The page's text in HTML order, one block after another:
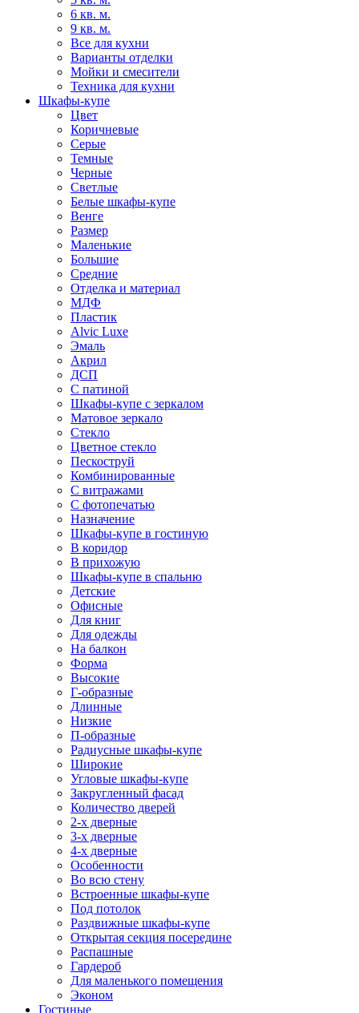
6 кв. м.
9 кв. м.
Все для кухни
Варианты отделки
Мойки и смесители
Техника для кухни
Шкафы-купе
Цвет
Коричневые
Серые
Темные
Черные
Светлые
Белые шкафы-купе
Венге
Размер
Маленькие
Большие
Средние
Отделка и материал
МДФ
Пластик
Alvic Luxe
Эмаль
Акрил
ДСП
С патиной
Шкафы-купе с зеркалом
Матовое зеркало
Стекло
Цветное стекло
Пескоструй
Комбинированные
С витражами
С фотопечатью
Назначение
Шкафы-купе в гостиную
В коридор
В прихожую
Шкафы-купе в спальню
Детские
Офисные
Для книг
Для одежды
На балкон
Форма
Высокие
Г-образные
Длинные
Низкие
П-образные
Радиусные шкафы-купе
Широкие
Угловые шкафы-купе
Закругленный фасад
Количество дверей
2-х дверные
3-х дверные
4-х дверные
Особенности
Во всю стену
Встроенные шкафы-купе
Под потолок
Раздвижные шкафы-купе
Открытая секция посередине
Распашные
Гардероб
Для маленького помещения
Эконом
Гостиные